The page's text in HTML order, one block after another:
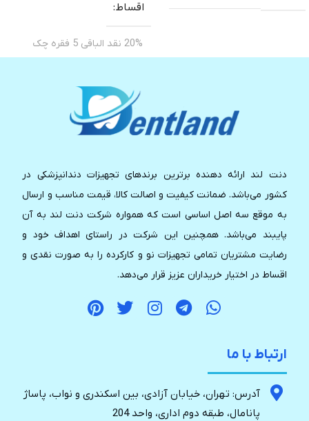
اقساط
20% نقد الباقی 5 فقره چک
دنت لند ارائه دهنده برترین برندهای تجهیزات دندانپزشکی در
کشور می‌باشد. ضمانت کیفیت و اصالت کالا، قیمت مناسب و ارسال
به موقع سه اصل اساسی است که همواره شرکت دنت لند به آن
پایبند می‌باشد. همچنین این شرکت در راستای اهداف خود و
رضایت مشتریان تمامی تجهیزات نو و کارکرده را به صورت نقدی و
اقساط در اختیار خریداران عزیز قرار می‌دهد.
ارتباط با ما
آدرس: تهران، خیابان آزادی، بین اسکندری و نواب، پاساژ
پانامال، طبقه دوم اداری، واحد 204